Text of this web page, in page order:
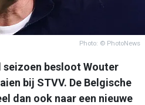
Photo: © PhotoNews
besloot Wouter
bij STVV. De Belgische
dan ook naar een nieuwe